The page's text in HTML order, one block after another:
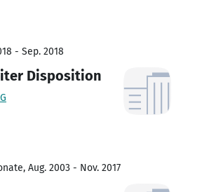
- Sep. 2018
Disposition
Aug. 2003 - Nov. 2017